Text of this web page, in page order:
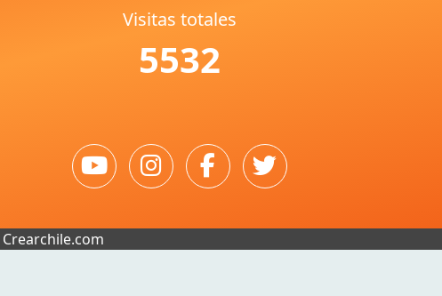
Visitas totales
5532
Crearchile.com